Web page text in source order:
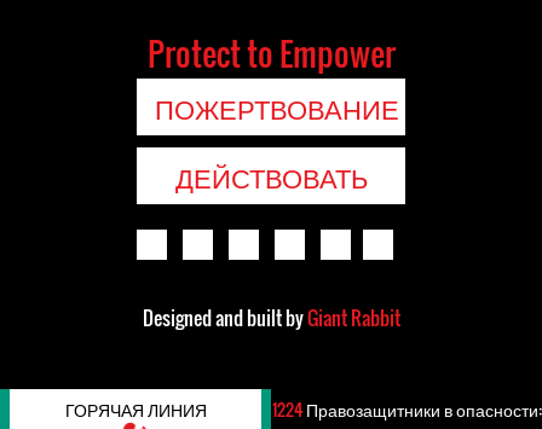
Protect to Empower
ПОЖЕРТВОВАНИЕ
ДЕЙСТВОВАТЬ
Designed and built byGiant Rabbit
ГОРЯЧАЯ ЛИНИЯ 1224Правозащитники в опасности: